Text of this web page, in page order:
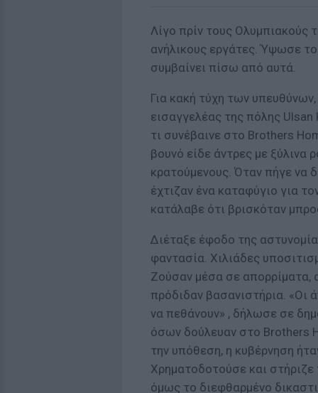
Λίγο πρίν τους Ολυμπιακούς
ανήλικους εργάτες. Ύψωσε
συμβαίνει πίσω από αυτά.
Για κακή τύχη των
εισαγγελέας της πόλης
τι συνέβαινε στο Brothers
βουνό είδε άντρες με ξύλινα
κρατούμενους. Όταν πήγε να
έχτιζαν ένα καταφύγιο για
κατάλαβε ότι βρισκόταν
Διέταξε έφοδο της
φαντασία. Χιλιάδες
Ζούσαν μέσα σε απορρίματα,
πρόδιδαν βασανιστήρια. «Οι
να πεθάνουν» , δήλωσε σε
όσων δούλευαν στο Brothers
την υπόθεση, η κυβέρνηση
Χρηματοδοτούσε και
όμως το διεφθαρμένο